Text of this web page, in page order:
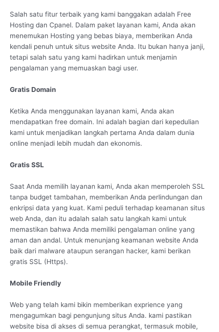
Salah satu fitur terbaik yang kami banggakan adalah Free
Hosting dan Cpanel. Dalam paket layanan kami, Anda akan
menemukan Hosting yang bebas biaya, memberikan Anda
kendali penuh untuk situs website Anda. Itu bukan hanya janji,
tetapi salah satu yang kami hadirkan untuk menjamin
pengalaman yang memuaskan bagi user.
Gratis Domain
Ketika Anda menggunakan layanan kami, Anda akan
mendapatkan free domain. Ini adalah bagian dari kepedulian
kami untuk menjadikan langkah pertama Anda dalam dunia
online menjadi lebih mudah dan ekonomis.
Gratis SSL
Saat Anda memilih layanan kami, Anda akan memperoleh SSL
tanpa budget tambahan, memberikan Anda perlindungan dan
enkripsi data yang kuat. Kami peduli terhadap keamanan situs
web Anda, dan itu adalah salah satu langkah kami untuk
memastikan bahwa Anda memiliki pengalaman online yang
aman dan andal. Untuk menunjang keamanan website Anda
baik dari malware ataupun serangan hacker, kami berikan
gratis SSL (Https).
Mobile Friendly
Web yang telah kami bikin memberikan exprience yang
mengagumkan bagi pengunjung situs Anda. kami pastikan
website bisa di akses di semua perangkat, termasuk mobile,